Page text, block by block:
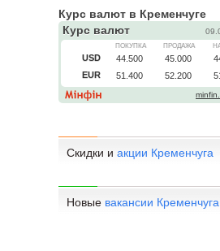
Курс валют в Кременчуге
Скидки и акции Кременчуга
Новые вакансии Кременчуга